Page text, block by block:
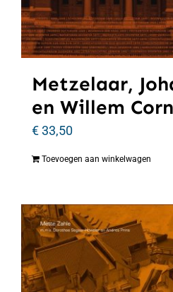
Metzelaar,
en Willem
€33,50
Toevoegen aan winkelwagen